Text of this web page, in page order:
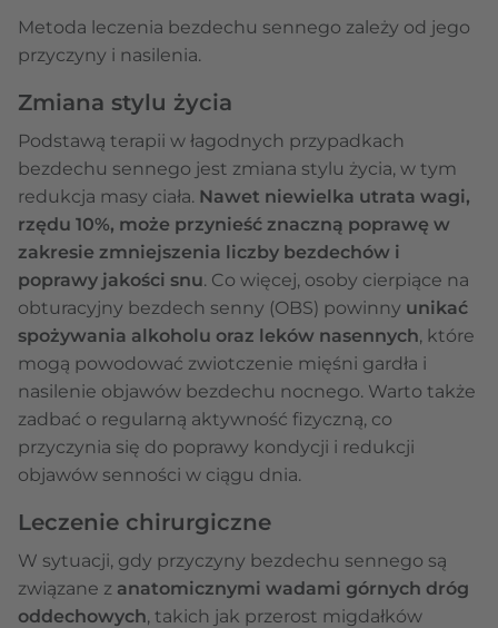
Metoda leczenia bezdechu sennego zależy od jego
przyczyny i nasilenia.
Zmiana stylu życia
Podstawą terapii w łagodnych przypadkach
bezdechu sennego jest zmiana stylu życia, w tym
redukcja masy ciała. Nawet niewielka utrata wagi,
rzędu 10%, może przynieść znaczną poprawę w
zakresie zmniejszenia liczby bezdechów i
poprawy jakości snu. Co więcej, osoby cierpiące na
obturacyjny bezdech senny (OBS) powinny unikać
spożywania alkoholu oraz leków nasennych, które
mogą powodować zwiotczenie mięśni gardła i
nasilenie objawów bezdechu nocnego. Warto także
zadbać o regularną aktywność fizyczną, co
przyczynia się do poprawy kondycji i redukcji
objawów senności w ciągu dnia.
Leczenie chirurgiczne
W sytuacji, gdy przyczyny bezdechu sennego są
związane z anatomicznymi wadami górnych dróg
oddechowych, takich jak przerost migdałków